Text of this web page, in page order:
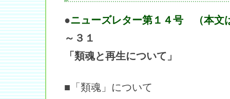
●ニューズレター第１４号 （本文
～３１
「類魂と再生について」
■「類魂」について